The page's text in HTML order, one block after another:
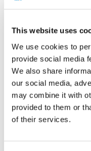
This website uses
We use cookies to
provide social media
We also share
our social media,
may combine it with
provided to them or
of their services.
hinzustoßen. Jede
ausgeschildert sein;
von Transport for
Tours“. An jeder
Haltestellennummer
finden Sie im Fahrplan
Eine alternative